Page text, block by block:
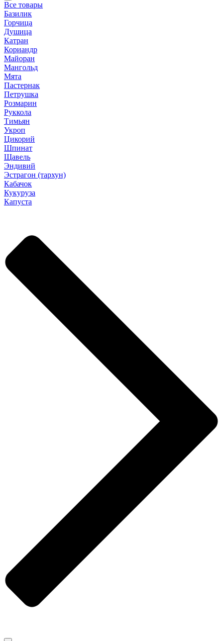
Все товары
Базилик
Горчица
Душица
Катран
Кориандр
Майоран
Мангольд
Мята
Пастернак
Петрушка
Розмарин
Руккола
Тимьян
Укроп
Цикорий
Шпинат
Щавель
Эндивий
Эстрагон (тархун)
Кабачок
Кукуруза
Капуста